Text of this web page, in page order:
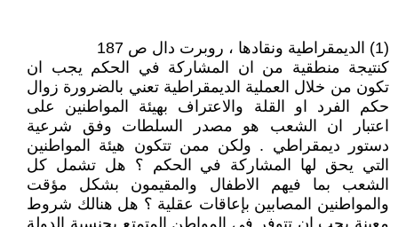
(1) الديمقراطية ونقادها ، روبرت دال ص 187
كنتيجة منطقية من ان المشاركة في الحكم يجب ان
تكون من خلال العملية الديمقراطية تعني بالضرورة زوال
حكم الفرد او القلة والاعتراف بهيئة المواطنين على
اعتبار ان الشعب هو مصدر السلطات وفق شرعية
دستور ديمقراطي . ولكن ممن تتكون هيئة المواطنين
التي يحق لها المشاركة في الحكم ؟ هل تشمل كل
الشعب بما فيهم الاطفال والمقيمون بشكل مؤقت
والمواطنين المصابين بإعاقات عقلية ؟ هل هنالك شروط